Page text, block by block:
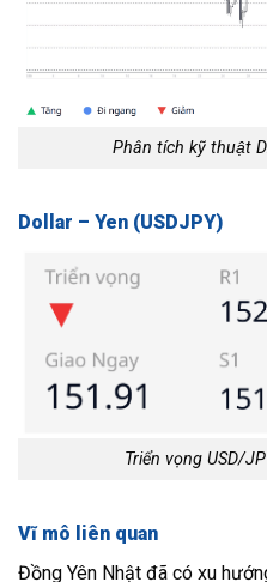
Phân tích kỹ thuật
Dollar – Yen (USDJPY)
Triển vọng USD/
Vĩ mô liên quan
Đồng Yên Nhật đã có xu